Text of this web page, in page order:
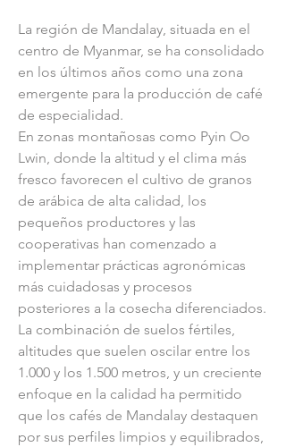
La región de Mandalay, situada en el
centro de Myanmar, se ha consolidado
en los últimos años como una zona
emergente para la producción de café
de especialidad.
En zonas montañosas como Pyin Oo
Lwin, donde la altitud y el clima más
fresco favorecen el cultivo de granos
de arábica de alta calidad, los
pequeños productores y las
cooperativas han comenzado a
implementar prácticas agronómicas
más cuidadosas y procesos
posteriores a la cosecha diferenciados.
La combinación de suelos fértiles,
altitudes que suelen oscilar entre los
1.000 y los 1.500 metros, y un creciente
enfoque en la calidad ha permitido
que los cafés de Mandalay destaquen
por sus perfiles limpios y equilibrados,